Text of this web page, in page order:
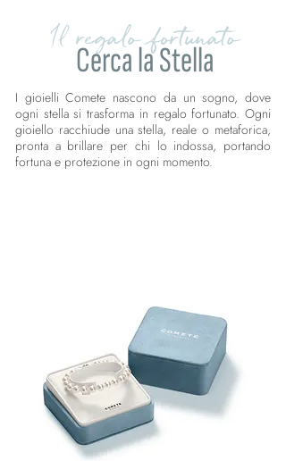
Il regalo fortunato
Cerca la Stella
I gioielli Comete nascono da un sogno, dove
ogni stella si trasforma in regalo fortunato. Ogni
gioiello racchiude una stella, reale o metaforica,
pronta a brillare per chi lo indossa, portando
fortuna e protezione in ogni momento.